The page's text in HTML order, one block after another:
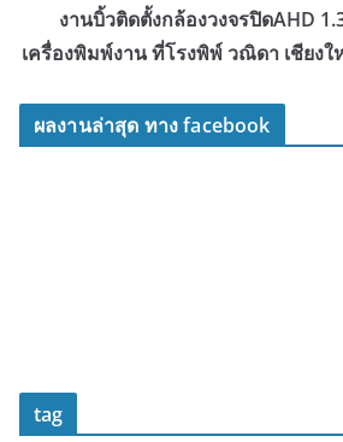
งานบิ้วติดตั้งกล้องวงจรปิดAHD
เครื่องพิมพ์งาน ที่โรงพิพ์ วณิดา เชียง
ผลงานล่าสุด ทาง facebook
tag